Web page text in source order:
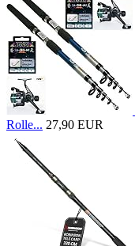
Rolle... 27,90 EUR